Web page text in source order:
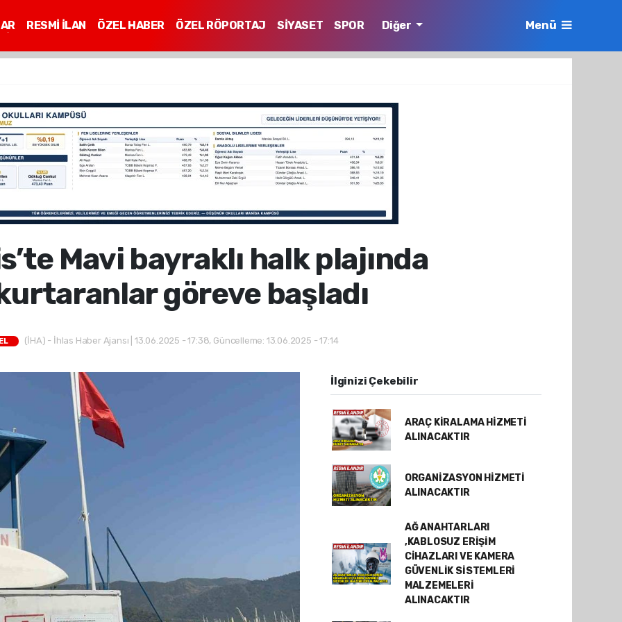
RESMİ İLAN ÖZEL HABER ÖZEL RÖPORTAJ SİYASET
SPOR
Diğer Menü
Mavi bayraklı halk plajında
göreve başladı
(İHA) - İhlas Haber Ajansı | 13.06.2025 - 17:38, Güncelleme: 13.06.2025 - 17:14
İlginizi Çekebilir
ARAÇ KİRALAMA HİZMETİ
ALINACAKTIR
ORGANİZASYON HİZMETİ
ALINACAKTIR
AĞ ANAHTARLARI
,KABLOSUZ ERİŞİM
CİHAZLARI VE KAMERA
GÜVENLİK SİSTEMLERİ
MALZEMELERİ
ALINACAKTIR